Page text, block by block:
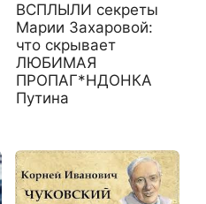
ВСПЛЫЛИ секреты
Марии Захаровой:
что скрывает
ЛЮБИМАЯ
ПРОПАГ*НДОНКА
Путина